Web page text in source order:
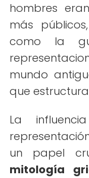
hombres
más
como la
mundo
que
La
un papel
mitología